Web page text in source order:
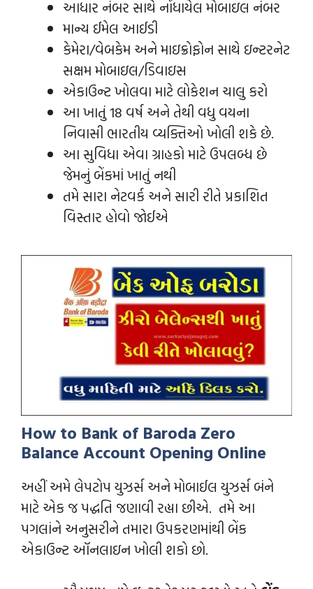
આધાર નંબર સાથે નોંધાયેલ મોબાઇલ નંબર
માન્ય ઈમેલ આઈડી
કેમેરા/વેબકેમ અને માઇક્રોફોન સાથે ઇન્ટરનેટ
સક્ષમ મોબાઇલ/ડિવાઇસ
એકાઉન્ટ ખોલવા માટે લોકેશન ચાલુ કરો
આ ખાતું 18 વર્ષ અને તેથી વધુ વયના
નિવાસી ભારતીય વ્યક્તિઓ ખોલી શકે છે.
આ સુવિધા એવા ગ્રાહકો માટે ઉપલબ્ધ છે
જેમનું બેંકમાં ખાતું નથી
તમે સારા નેટવર્ક અને સારી રીતે પ્રકાશિત
વિસ્તાર હોવો જોઈએ
How to Bank of Baroda Zero
Balance Account Opening Online
અહીં અમે લેપટોપ યુઝર્સ અને મોબાઈલ યુઝર્સ બંને
માટે એક જ પદ્ધતિ જણાવી રહ્યા છીએ. તમે આ
પગલાંને અનુસરીને તમારા ઉપકરણમાંથી બેંક
એકાઉન્ટ ઑનલાઇન ખોલી શકો છો.